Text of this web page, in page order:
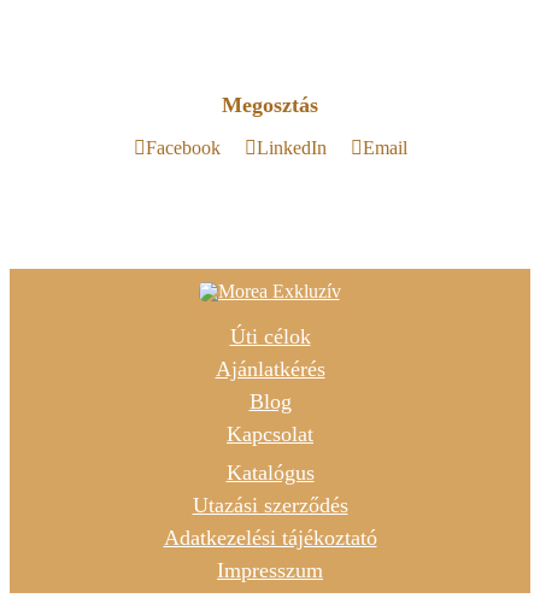
Megosztás
Facebook LinkedIn Email
Úti célok
Ajánlatkérés
Blog
Kapcsolat
Katalógus
Utazási szerződés
Adatkezelési tájékoztató
Impresszum